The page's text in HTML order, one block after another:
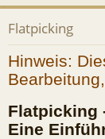
Flatpicking
Hinweis:
Flatpicking
Eine